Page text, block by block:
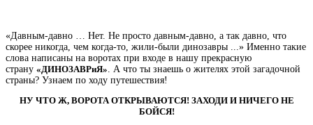
«Давным-давно … Нет. Не просто давным-давно, а так давно, что
скорее никогда, чем когда-то, жили-были динозавры ...» Именно такие
слова написаны на воротах при входе в нашу прекрасную
страну «ДИНОЗАВРиЯ». А что ты знаешь о жителях этой загадочной
страны? Узнаем по ходу путешествия!
НУ ЧТО Ж, ВОРОТА ОТКРЫВАЮТСЯ! ЗАХОДИ И НИЧЕГО НЕ
БОЙСЯ!